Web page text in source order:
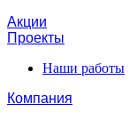
Акции
Проекты
Наши работы
Компания